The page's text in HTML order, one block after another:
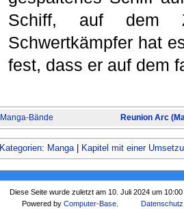
Schiff, auf dem
Schwertkämpfer hat
fest, dass er auf dem
Manga-Bände Reunion Arc
Kategorien: Manga| Kapitel mit einer
Diese Seite wurde zuletzt am 10. Juli 2024 um
Powered byComputer-Base Datenschutz